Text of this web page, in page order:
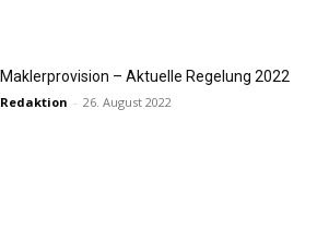
Maklerprovision – Aktuelle Regelung 2022
Redaktion - 26. August 2022